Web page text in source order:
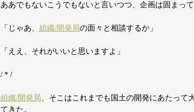
ああでもないこうでもないと言いつつ、企画は固まって
「じゃあ、 組織/開発局の面々と相談するか」
「ええ、それがいいと思いますよ」
/ * /
組織/開発局、そこはこれまでも国土の開発にあたって
てきた。